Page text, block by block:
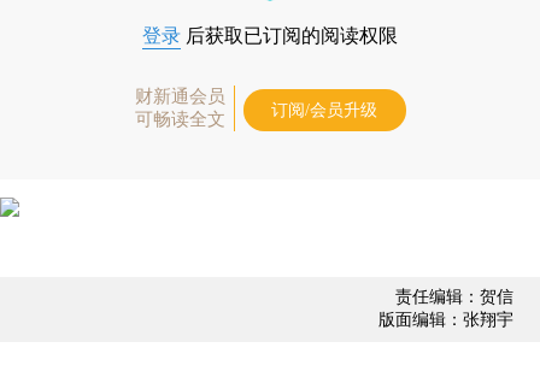
登录 后获取已订阅的阅读权限
财新通会员
可畅读全文
订阅/会员升级
责任编辑：贺信
版面编辑：张翔宇